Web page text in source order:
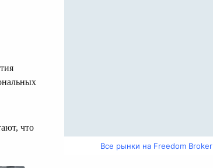
что
Все рынки на Freedom Broker